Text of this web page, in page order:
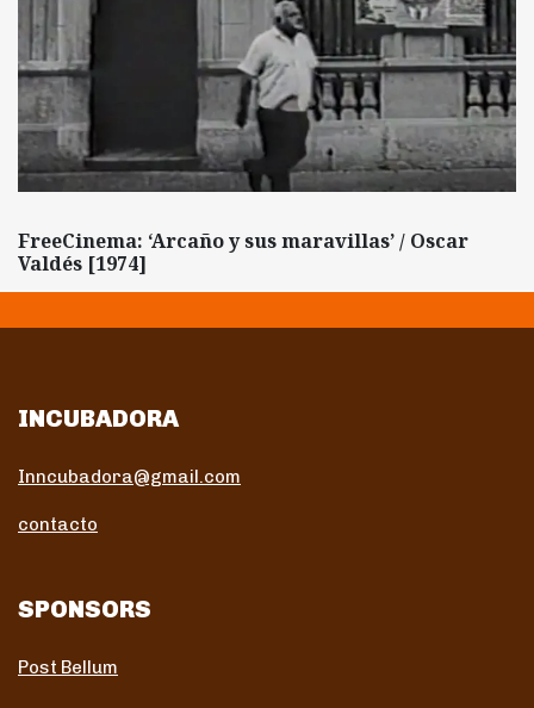
FreeCinema: ‘Arcaño y sus maravillas’ / Oscar
Valdés [1974]
INCUBADORA
Inncubadora@gmail.com
contacto
SPONSORS
Post Bellum